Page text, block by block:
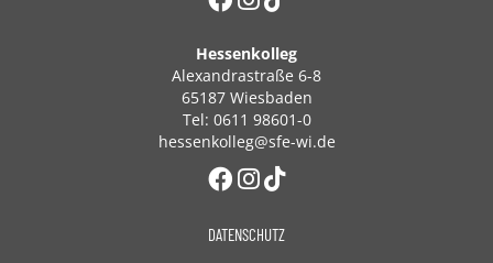
Hessenkolleg
Alexandrastraße 6-8
65187 Wiesbaden
Tel: 0611 98601-0
hessenkolleg@sfe-wi.de
DATENSCHUTZ